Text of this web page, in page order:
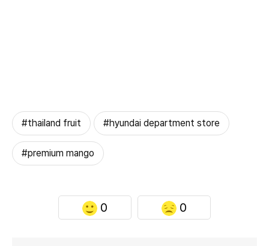
#thailand fruit #hyundai department store
#premium mango
0 0